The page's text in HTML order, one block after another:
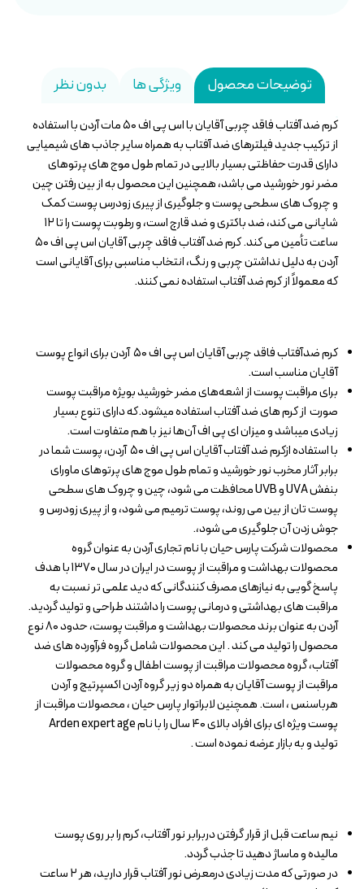
توضیحات محصول ویژگی ها بدون نظر
کرم ضد آفتاب فاقد چربی آقایان با اس پی اف ۵۰ مات آردن با استفاده
از ترکیب جدید فیلترهای ضد آفتاب به همراه سایر جاذب های شیمیایی
دارای قدرت حفاظتی بسیار بالایی در تمام طول موج های پرتوهای
مضر نور خورشید می باشد، همچنین این محصول به از بین رفتن چین
و چروک های سطحی پوست و جلوگیری از پیری زودرس پوست کمک
شایانی می کند، ضد باکتری و ضد قارچ است، و رطوبت پوست را تا ۱۲
آردن به دلیل نداشتن چربی و رنگ، انتخاب مناسبی برای آقایانی است
که معمولاً از کرم ضد آفتاب استفاده نمی کنند.
کرم ضدآفتاب فاقد چربی آقایان اس پی اف ۵۰ آردن برای انواع پوست
آقایان مناسب است.
برای مراقبت پوست از اشعه‌های مضر خورشید بویژه مراقبت پوست
صورت از کرم های ضد آفتاب استفاده میشود.که دارای تنوع بسیار
زیادی میباشد و میزان ای پی اف آن‌ها نیز با هم متفاوت است.
با استفاده ازکرم ضد آفتاب آقایان اس پی اف ۵۰ آردن، پوست شما در
برابر آثار مخرب نور خورشید و تمام طول موج های پرتوهای ماورای
بنفش UVA و UVB محافظت می شود، چین و چروک های سطحی
پوست تان از بین می روند، پوست ترمیم می شود، و از پیری زودرس و
جوش زدن آن جلوگیری می شود،.
محصولات شرکت پارس حیان با نام تجاری آردن به عنوان گروه
محصولات بهداشت و مراقبت از پوست در ایران در سال ۱۳۷۰ با هدف
پاسخ گویی به نیازهای مصرف کنندگانی که دید علمی تر نسبت به
مراقبت های بهداشتی و درمانی پوست را داشتند طراحی و تولید گردید.
آردن به عنوان برند محصولات بهداشت و مراقبت پوست، حدود ۸۰ نوع
محصول را تولید می کند . این محصولات شامل گروه فرآورده های ضد
آفتاب، گروه محصولات مراقبت از پوست اطفال و گروه محصولات
مراقبت از پوست آقایان به همراه دو زیر گروه آردن اکسپرتیج و آردن
هرباسنس ، است. همچنین لابراتوار پارس حیان ، محصولات مراقبت از
پوست ویژه ای برای افراد بالای ۴۰ سال را با نام Arden expert age
تولید و به بازار عرضه نموده است .
نیم ساعت قبل از قرار گرفتن دربرابر نور آفتاب، کرم را بر روی پوست
مالیده و ماساژ دهید تا جذب گردد.
در صورتی که مدت زیادی درمعرض نور آفتاب قرار دارید، هر ۲ ساعت